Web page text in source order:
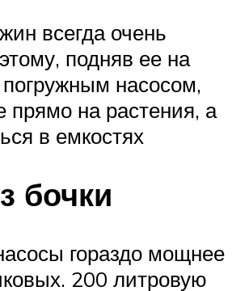
всегда очень
подняв ее на
насосом,
прямо на растения, а
в емкостях
бочки
гораздо мощнее
200 литровую